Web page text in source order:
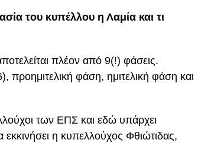
του κυπέλλου η Λαμία και τι
πλέον από 9(!) φάσεις.
φάση, ημιτελική φάση και
των ΕΠΣ και εδώ υπάρχει
εκκινήσει η κυπελλούχος Φθιώτιδας,